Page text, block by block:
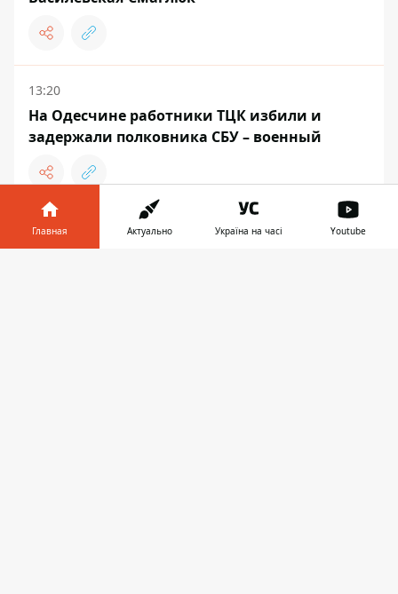
13:20
На Одесчине работники ТЦК избили и
задержали полковника СБУ – военный
13:06
В музее под Родиной-матерью
Главная Актуально Україна на часі Youtube